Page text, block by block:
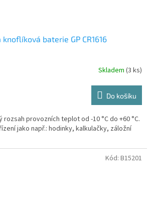
baterie GP CR1616
Skladem (3 ks)
Do košíku
provozních teplot od -10 °C do +60 °C.
jako např.: hodinky, kalkulačky, záložní
Kód: B15201